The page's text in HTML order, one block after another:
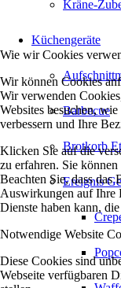
Kräne-
Küchengeräte
Barbecue
Brotkorb
Ereignis
Wie wir Cookies
Wir können Cookies
Wir verwenden
Websites besuchen,
verbessern und Ihre
Klicken Sie auf die
zu erfahren. Sie
Beachten Sie, dass
Auswirkungen auf Ihre
Dienste haben kann,
Notwendige Website
Diese Cookies sind
Webseite verfügbaren